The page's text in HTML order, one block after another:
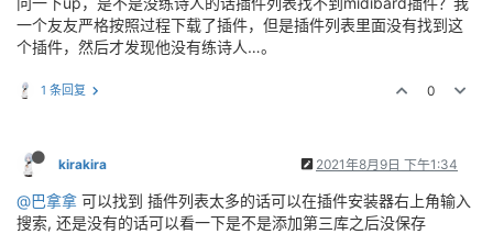
一个友友严格按照过程下载了插件，但是插件列表里面没有找到这
个插件，然后才发现他没有练诗人…。
1 条回复 0
kirakira 2021年8月9日 下午1:34
@巴拿拿 可以找到 插件列表太多的话可以在插件安装器右上角输入
搜索, 还是没有的话可以看一下是不是添加第三库之后没保存